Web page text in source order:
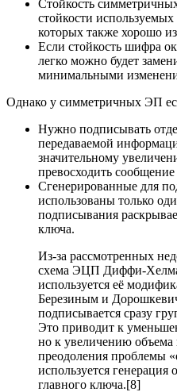
Стойкость
стойкости
которых также хорошо
Если стойкость шифра
легко можно будет
минимальными
Однако у симметричных ЭП
Нужно подписывать
передаваемой
значительному
превосходить
Сгенерированные для
использованы только
подписывания
ключа.
Из-за рассмотренных
схема ЭЦП Диффи-
используется её
Березиным и
подписывается сразу
Это приводит к
но к увеличению
преодоления проблемы
используется
главного ключа.[8]